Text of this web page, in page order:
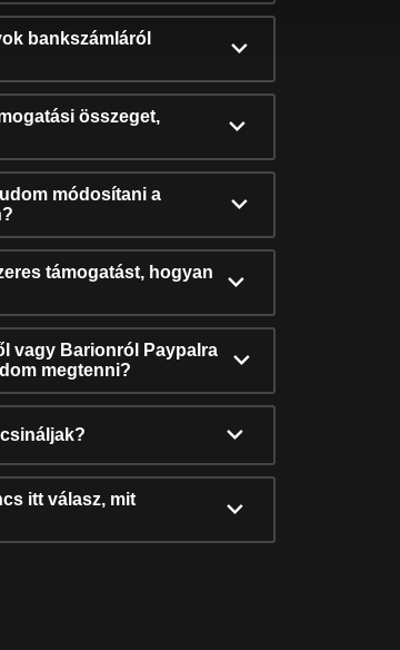
bankszámláról
összeget,
módosítani a
támogatást, hogyan
vagy Barionról Paypalra
megtenni?
itt válasz, mit